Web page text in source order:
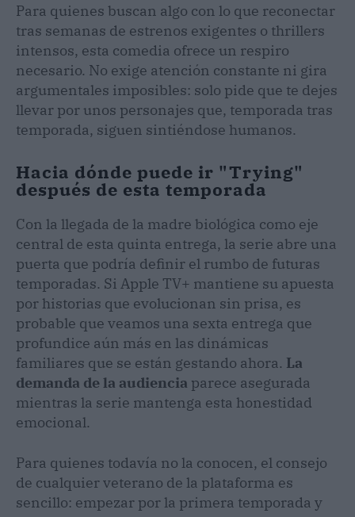
Para quienes buscan algo con lo que reconectar
tras semanas de estrenos exigentes o thrillers
intensos, esta comedia ofrece un respiro
necesario. No exige atención constante ni gira
argumentales imposibles: solo pide que te dejes
llevar por unos personajes que, temporada tras
temporada, siguen sintiéndose humanos.
Hacia dónde puede ir "Trying"
después de esta temporada
Con la llegada de la madre biológica como eje
central de esta quinta entrega, la serie abre una
puerta que podría definir el rumbo de futuras
temporadas. Si Apple TV+ mantiene su apuesta
por historias que evolucionan sin prisa, es
probable que veamos una sexta entrega que
profundice aún más en las dinámicas
familiares que se están gestando ahora. La
demanda de la audiencia parece asegurada
mientras la serie mantenga esta honestidad
emocional.
Para quienes todavía no la conocen, el consejo
de cualquier veterano de la plataforma es
sencillo: empezar por la primera temporada y